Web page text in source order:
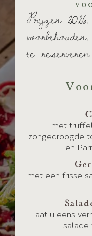
Prijzen
te
met
zongedroogde
en
met een frisse
Laat u eens
salade